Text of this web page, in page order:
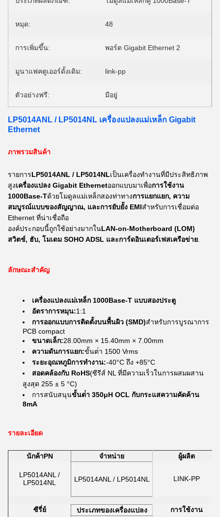
หมุด: 48
การเพิ่มขึ้น: พอร์ต Gigabit Ethernet 2
มูนาแฟคตูเออร์ดั้งเดิม: link-pp
ตัวอย่างฟรี: มีอยู่
LP5014ANL / LP5014NL เครื่องแปลงแม่เหล็ก Gigabit
Ethernet
ภาพรวมสินค้า
รายการLP5014ANL / LP5014NLเป็นเครื่องทํางานที่มีประสิทธิภาพ
สูงเครื่องแปลง Gigabit Ethernetออกแบบมาเพื่อการใช้งาน
1000Base-Tด้วยโมดูลแม่เหล็กสองท่าทางการแยกแยก, ความ
สมบูรณ์แบบของสัญญาณ, และการยับยั้ง EMIสําหรับการเชื่อมต่อ
Ethernet ที่น่าเชื่อถือ
องค์ประกอบนี้ถูกใช้อย่างมากในLAN-on-Motherboard (LOM)
สวิตช์, ฮับ, โมเดม SOHO ADSL และการ์ดอินเตอร์เฟสเครือข่าย
ลักษณะสําคัญ
เครื่องแปลงแม่เหล็ก 1000Base-T แบบสองประตู
อัตราการหมุน:1:1
การออกแบบการติดตั้งบนพื้นผิว (SMD)สําหรับการบูรณาการ
PCB compact
ขนาดเล็ก:28.00mm × 15.40mm × 7.00mm
ความดันการแยก:ขั้นต่ํา 1500 Vrms
ระยะอุณหภูมิการทํางาน:-40°C ถึง +85°C
สอดคล้องกับ RoHS(ซีรีส์ NL ที่มีความเร็วในการผสมผสาน
สูงสุด 255 ± 5 °C)
การสนับสนุนขั้นต่ํา 350μH OCL กับกระแสความคัดค้าน
8mA
รายละเอียด
นักค้าPN จําหน่าย ผู้ผลิต
LP5014ANL /
LP5014NL
LP5014ANL / LP5014NL LINK-PP
ซีรี่ย์ ประเภทของเครื่องแปลง การใช้งาน